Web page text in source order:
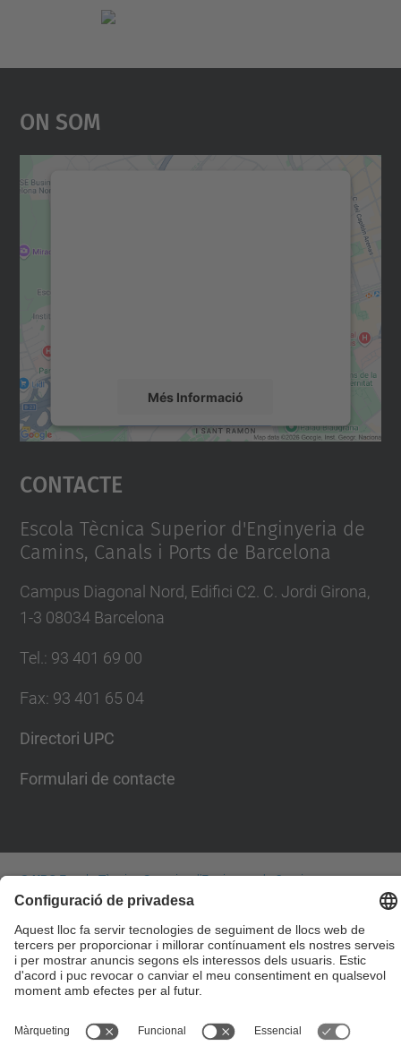
On Som
Més Informació
Accepta
powered by
Contacte
Escola Tècnica Superior d'Enginyeria de
Camins, Canals i Ports de Barcelona
Campus Diagonal Nord, Edifici C2. C. Jordi Girona,
1-3 08034 Barcelona
Tel.: 93 401 69 00
Fax: 93 401 65 04
Directori UPC
Formulari de contacte
© UPCEscola Tècnica Superior d'Enginyers de Camins,
Canals i Ports de Barcelona
Desenvolupat amb
Mapa del lloc